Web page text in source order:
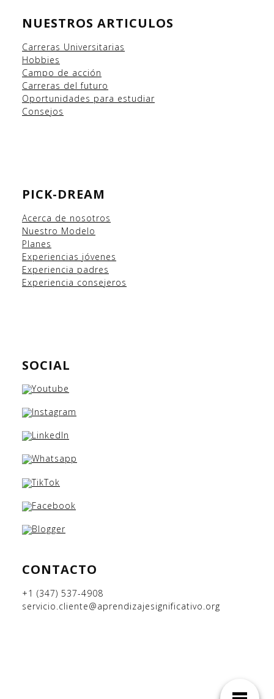
NUESTROS ARTICULOS
Carreras Universitarias
Hobbies
Campo de acción
Carreras del futuro
Oportunidades para estudiar
Consejos
PICK-DREAM
Acerca de nosotros
Nuestro Modelo
Planes
Experiencias jóvenes
Experiencia padres
Experiencia consejeros
SOCIAL
CONTACTO
+1 (347) 537-4908
servicio.cliente@aprendizajesignificativo.org